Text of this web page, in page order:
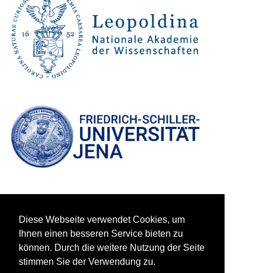
Diese Webseite verwendet Cookies, um
Ihnen einen besseren Service bieten zu
können. Durch die weitere Nutzung der Seite
stimmen Sie der Verwendung zu.